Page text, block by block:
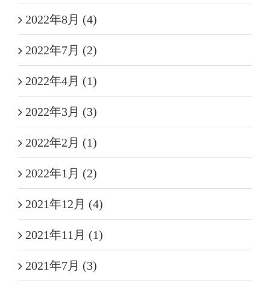
2022年8月 (4)
2022年7月 (2)
2022年4月 (1)
2022年3月 (3)
2022年2月 (1)
2022年1月 (2)
2021年12月 (4)
2021年11月 (1)
2021年7月 (3)